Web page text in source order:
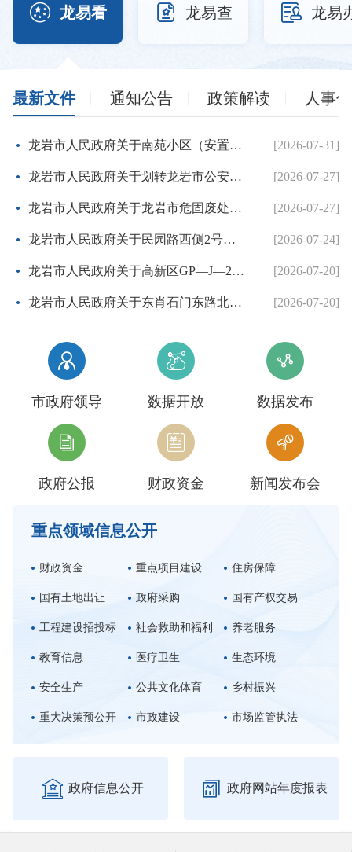
 龙易看  龙易查  龙易
最新文件 通知公告 政策解读 人事
[2026-07-31]
龙岩市人民政府关于南苑小区（安置房）项目建设用地的批复
[2026-07-27]
龙岩市人民政府关于划转龙岩市公安局国有建设用地使用权的批复
[2026-07-27]
龙岩市人民政府关于龙岩市危固废处置中心二期项目协议出让方案的批复
[2026-07-24]
龙岩市人民政府关于民园路西侧2号地块等两个控制性详细规划的批复
[2026-07-20]
龙岩市人民政府关于高新区GP—J—26地块控制性详细规划的批复
[2026-07-20]
龙岩市人民政府关于东肖石门东路北侧等3个地块项目控制性详细规划调整方案的批复

市政府领导

数据开放

数据发布

政府公报

财政资金

新闻发布会
重点领域信息公开
财政资金 重点项目建设 住房保障
国有土地出让 政府采购 国有产权交易
工程建设招投标 社会救助和福利 养老服务
教育信息 医疗卫生 生态环境
安全生产 公共文化体育 乡村振兴
重大决策预公开 市政建设 市场监管执法
 政府信息公开  政府网站年度报表